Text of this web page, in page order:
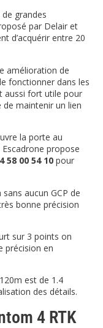
grandes
par Delair et
d’acquérir entre 20
amélioration de
fonctionner dans les
aussi fort utile pour
de maintenir un lien
la porte au
propose
58 00 54 10 pour
aucun GCP de
bonne précision
sur 3 points on
précision en
est de 1.4
des détails.
4 RTK